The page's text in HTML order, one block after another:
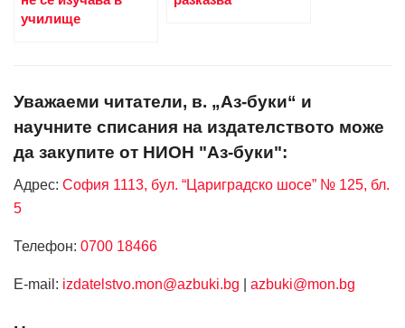
училище
Уважаеми читатели, в. „Аз-буки“ и
научните списания на издателството може
да закупите от НИОН "Аз-буки":
Адрес: София 1113, бул. “Цариградско шосе” № 125, бл.
5
Телефон: 0700 18466
Е-mail: izdatelstvo.mon@azbuki.bg azbuki@mon.bg